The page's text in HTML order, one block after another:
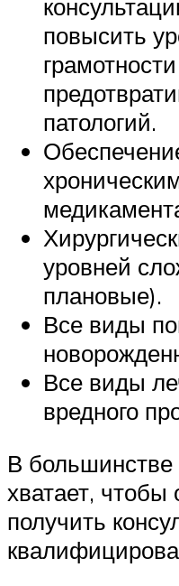
повысить
патологий.
уровней
плановые).
Все виды
Все виды
вредного
В большинстве
хватает, чтобы
получить